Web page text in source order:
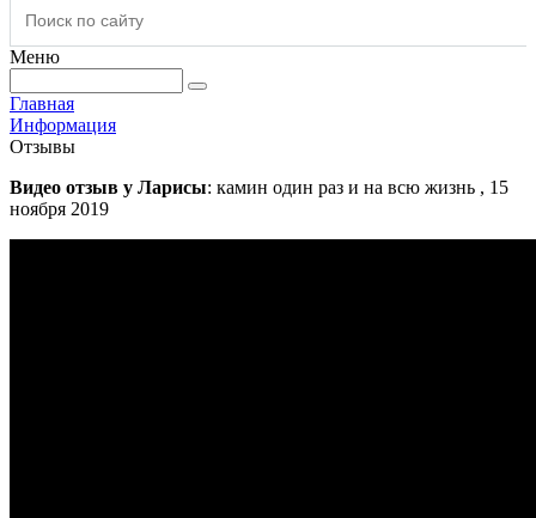
Меню
Главная
Информация
Отзывы
Видео отзыв у Ларисы: камин один раз и на всю жизнь , 15
ноября 2019